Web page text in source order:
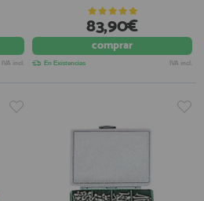
IVA incl.
83,90€
comprar
En Existencias IVA incl.